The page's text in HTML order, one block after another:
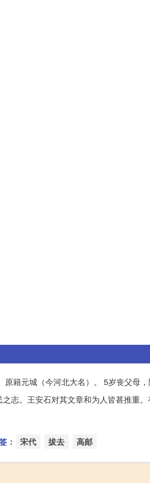
籍元城（今河北大名）。 5岁丧父母
志。王安石对其文章和为人皆甚推重
： 宋代 拔去 高邮